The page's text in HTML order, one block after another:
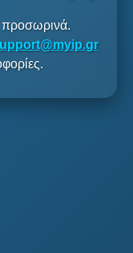
προσωρινά.